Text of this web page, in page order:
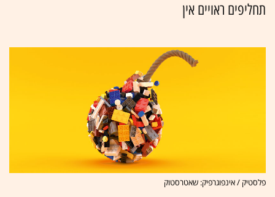
תחליפים ראויים אין
פלסטיק / אינפוגרפיק: שאטרסטוק